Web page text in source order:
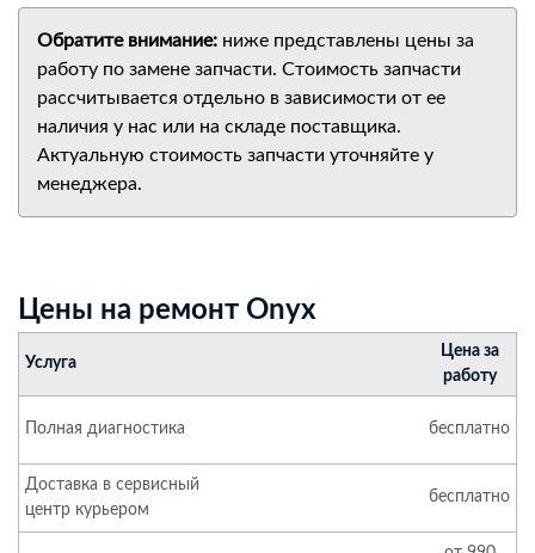
Обратите внимание: ниже представлены цены за
работу по замене запчасти. Стоимость запчасти
рассчитывается отдельно в зависимости от ее
наличия у нас или на складе поставщика.
Актуальную стоимость запчасти уточняйте у
менеджера.
Цены на ремонт Onyx
Услуга
Цена за
работу
Полная диагностика бесплатно
Доставка в сервисный
центр курьером
бесплатно